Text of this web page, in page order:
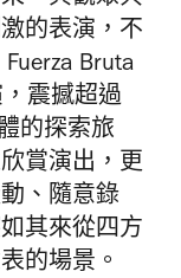
的表演，不
Fuerza Bruta
震撼超過
的探索旅
賞演出，更
、隨意錄
其來從四方
的場景。